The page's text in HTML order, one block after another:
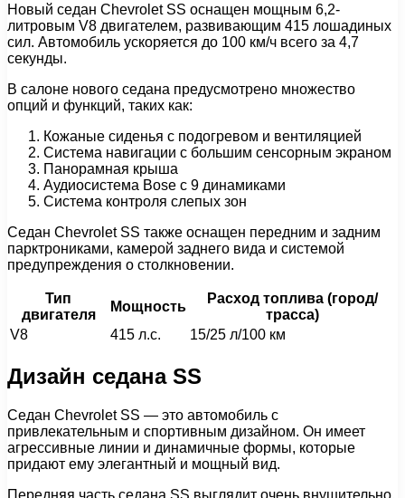
Новый седан Chevrolet SS оснащен мощным 6,2-
литровым V8 двигателем, развивающим 415 лошадиных
сил. Автомобиль ускоряется до 100 км/ч всего за 4,7
секунды.
В салоне нового седана предусмотрено множество
опций и функций, таких как:
Кожаные сиденья с подогревом и вентиляцией
Система навигации с большим сенсорным экраном
Панорамная крыша
Аудиосистема Bose с 9 динамиками
Система контроля слепых зон
Седан Chevrolet SS также оснащен передним и задним
парктрониками, камерой заднего вида и системой
предупреждения о столкновении.
Тип
двигателя
Мощность
Расход топлива (город/
трасса)
V8
415 л.с. 15/25 л/100 км
Дизайн седана SS
Седан Chevrolet SS — это автомобиль с
привлекательным и спортивным дизайном. Он имеет
агрессивные линии и динамичные формы, которые
придают ему элегантный и мощный вид.
Передняя часть седана SS выглядит очень внушительно.